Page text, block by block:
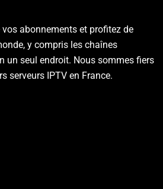
vos abonnements et profitez de
y compris les chaînes
un seul endroit. Nous sommes fiers
serveurs IPTV en France.